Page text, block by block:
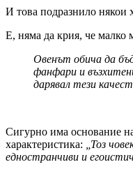
И това подразнило някои
Е, няма да крия, че
Овенът обича да
фанфари и
дарявал тези
Сигурно има основание
характеристика:
„Тоз
едностранчиви и